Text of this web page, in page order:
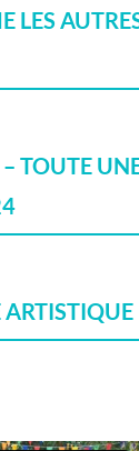
LES
TOUTE
ARTISTIQUE